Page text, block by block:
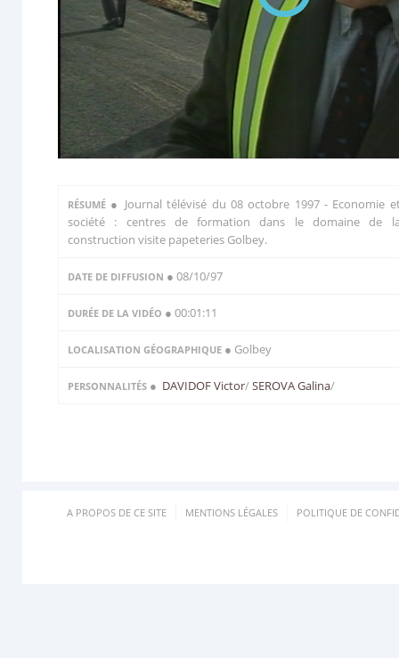
RÉSUMÉ ● Journal télévisé du 08 octobre 1997 - Economie
société : centres de formation dans le domaine de
construction visite papeteries Golbey.
DATE DE DIFFUSION ● 08/10/97
DURÉE DE LA VIDÉO ● 00:01:11
LOCALISATION GÉOGRAPHIQUE ● Golbey
PERSONNALITÉS ● DAVIDOF Victor/SEROVA Galina/
A PROPOS DE CE SITE MENTIONS LÉGALES POLITIQUE DE